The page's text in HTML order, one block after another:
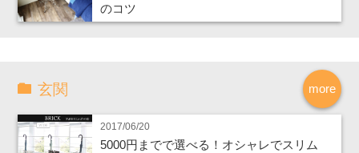
のコツ
more
玄関
2017/06/20
5000円までで選べる！オシャレでスリム